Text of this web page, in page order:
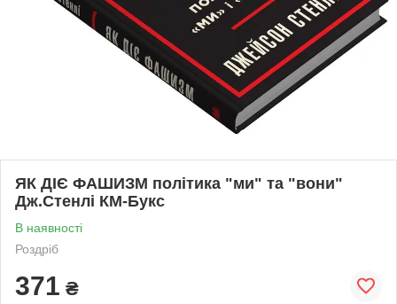
ЯК ДІЄ ФАШИЗМ політика "ми" та "вони"
Дж.Стенлі КМ-Букс
В наявності
Роздріб
371 ₴